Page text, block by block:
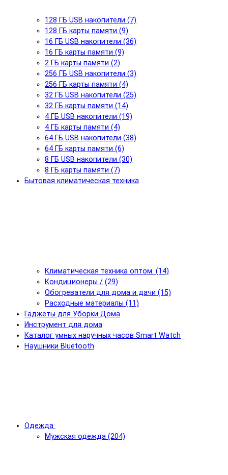
128 ГБ USB накопители (7)
128 ГБ карты памяти (9)
16 ГБ USB накопители (36)
16 ГБ карты памяти (9)
2 ГБ карты памяти (2)
256 ГБ USB накопители (3)
256 ГБ карты памяти (4)
32 ГБ USB накопители (25)
32 ГБ карты памяти (14)
4 ГБ USB накопители (19)
4 ГБ карты памяти (4)
64 ГБ USB накопители (38)
64 ГБ карты памяти (6)
8 ГБ USB накопители (30)
8 ГБ карты памяти (7)
Бытовая климатическая техника
Климатическая техника оптом. (14)
Кондиционеры / (29)
Обогреватели для дома и дачи (15)
Расходные материалы (11)
Гаджеты для Уборки Дома
Инструмент для дома
Каталог умных наручных часов Smart Watch
Наушники Bluetooth
Одежда
Мужская одежда (204)